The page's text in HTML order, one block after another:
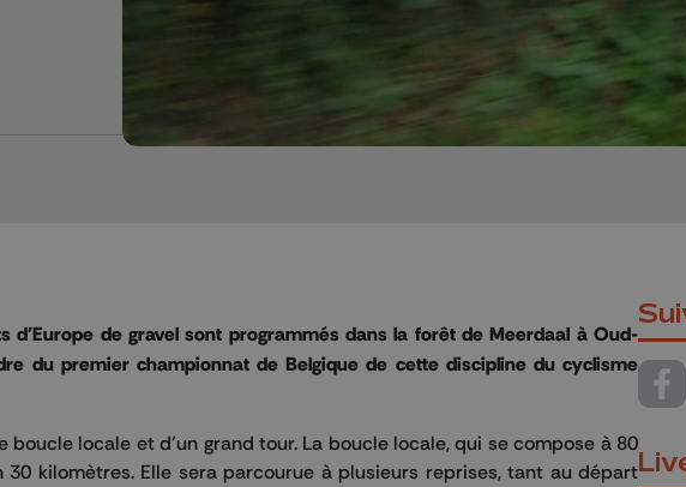
de gravel sont programmés dans la forêt de Meerdaal à Oud-
du premier championnat de Belgique de cette discipline du cyclisme
locale et d'un grand tour. La boucle locale, qui se compose à 80
kilomètres. Elle sera parcourue à plusieurs reprises, tant au départ